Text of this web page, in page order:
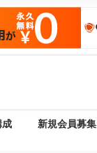
成 新規会員募集